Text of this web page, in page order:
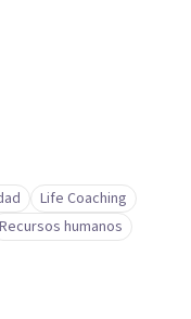
Life Coaching
Recursos humanos